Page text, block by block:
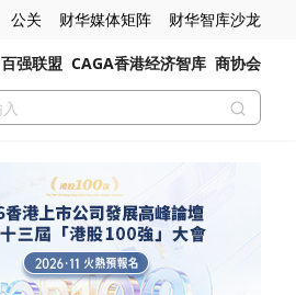
公关 财华媒体矩阵 财华智库沙龙
百强联盟 CAGA香港经济智库 商协会